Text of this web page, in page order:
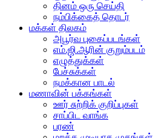
தினம் ஒரு செய்தி
நம்பிக்கைத் தொடர்
மக்கள் திலகம்
அபூர்வ புகைப்படங்கள்
எம்.ஜி.ஆரின் குறும்படம்
எழுத்துக்கள்
பேச்சுக்கள்
நமக்கான பாடல்
மணாவின் பக்கங்கள்
ஊர் சுற்றிக் குறிப்புகள்
சாப்பிட வாங்க
பரண்